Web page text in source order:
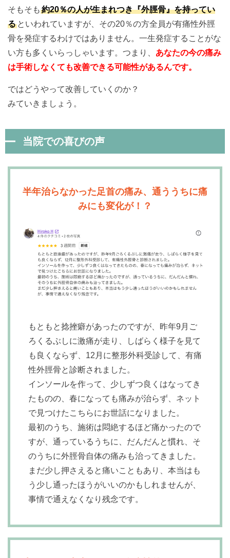
そもそも 約20％の人が生まれつき『外脛骨』を持ってい
る といわれていますが、その20％の方全員が有痛性外脛
骨を発症するわけではありません。一生発症することがな
い方も多くいらっしゃいます。つまり、 あなたの今の痛み
は手術しなくても改善できる可能性があるんです。
ではどうやって改善していくのか？
みていきましょう。
当院での喜びの声
半年治らなかった足首の痛み、通ううちに痛
みにも変化が！？
もともと捻挫癖があったのですが、昨年9月ご
ろくるぶしに激痛が走り、しばらく様子を見て
も良くならず、12月に整形外科受診して、有痛
性外脛骨と診断されました。
インソールを作って、少しずつ良くはなってき
たものの、春になっても痛みが治らず、ネット
で見つけたこちらにお世話になりました。
最初のうち、施術は悶絶するほど痛かったので
すが、通っているうちに、だんだんと慣れ、そ
のうちに外脛骨自体の痛みも治ってきました。
まだ少し押さえると痛いこともあり、本当はも
う少し通ったほうがいいのかもしれませんが、
事情で通えなくなり残念です。